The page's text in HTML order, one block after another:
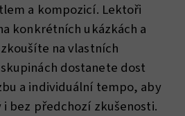
a kompozicí. Lektoři
konkrétních ukázkách a
na vlastních
dostanete dost
a individuální tempo, aby
bez předchozí zkušenosti.